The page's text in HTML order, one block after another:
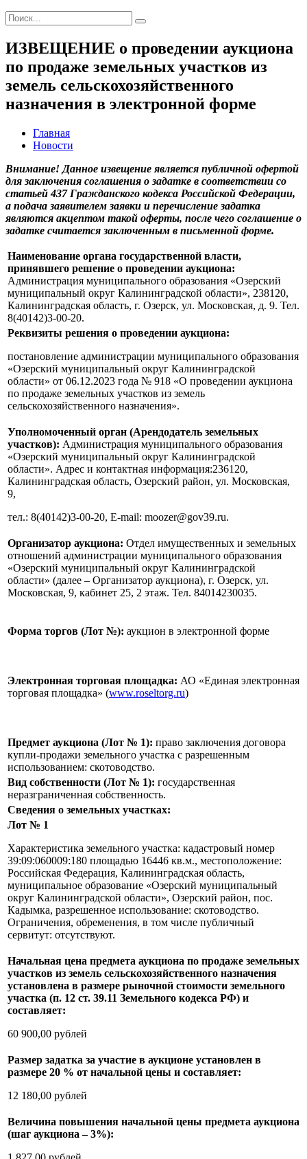
ИЗВЕЩЕНИЕ о проведении аукциона
по продаже земельных участков из
земель сельскохозяйственного
назначения в электронной форме
Главная
Новости
Внимание! Данное извещение является публичной офертой
для заключения соглашения о задатке в соответствии со
статьей 437 Гражданского кодекса Российской Федерации,
а подача заявителем заявки и перечисление задатка
являются акцептом такой оферты, после чего соглашение о
задатке считается заключенным в письменной форме.
Наименование органа государственной власти,
принявшего решение о проведении аукциона:
Администрация муниципального образования «Озерский
муниципальный округ Калининградской области», 238120,
Калининградская область, г. Озерск, ул. Московская, д. 9. Тел.
8(40142)3-00-20.
Реквизиты решения о проведении аукциона:
постановление администрации муниципального образования
«Озерский муниципальный округ Калининградской
области» от 06.12.2023 года № 918 «О проведении аукциона
по продаже земельных участков из земель
сельскохозяйственного назначения».
Уполномоченный орган (Арендодатель земельных
участков): Администрация муниципального образования
«Озерский муниципальный округ Калининградской
области». Адрес и контактная информация:236120,
Калининградская область, Озерский район, ул. Московская,
9,
тел.: 8(40142)3-00-20, E-mail: moozer@gov39.ru.
Организатор аукциона: Отдел имущественных и земельных
отношений администрации муниципального образования
«Озерский муниципальный округ Калининградской
области» (далее – Организатор аукциона), г. Озерск, ул.
Московская, 9, кабинет 25, 2 этаж. Тел. 84014230035.
Форма торгов (Лот №): аукцион в электронной форме
Электронная торговая площадка: АО «Единая электронная
торговая площадка» (www.roseltorg.ru)
Предмет аукциона (Лот № 1): право заключения договора
купли-продажи земельного участка с разрешенным
использованием: скотоводство.
Вид собственности (Лот № 1): государственная
неразграниченная собственность.
Сведения о земельных участках:
Лот № 1
Характеристика земельного участка: кадастровый номер
39:09:060009:180 площадью 16446 кв.м., местоположение:
Российская Федерация, Калининградская область,
муниципальное образование «Озерский муниципальный
округ Калининградской области», Озерский район, пос.
Кадымка, разрешенное использование: скотоводство.
Ограничения, обременения, в том числе публичный
сервитут: отсутствуют.
Начальная цена предмета аукциона по продаже земельных
участков из земель сельскохозяйственного назначения
установлена в размере рыночной стоимости земельного
участка (п. 12 ст. 39.11 Земельного кодекса РФ) и
составляет:
60 900,00 рублей
Размер задатка за участие в аукционе установлен в
размере 20 % от начальной цены и составляет:
12 180,00 рублей
Величина повышения начальной цены предмета аукциона
(шаг аукциона – 3%):